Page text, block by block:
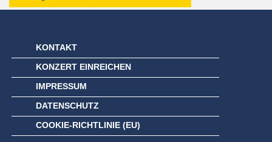
KONTAKT
KONZERT EINREICHEN
IMPRESSUM
DATENSCHUTZ
COOKIE-RICHTLINIE (EU)